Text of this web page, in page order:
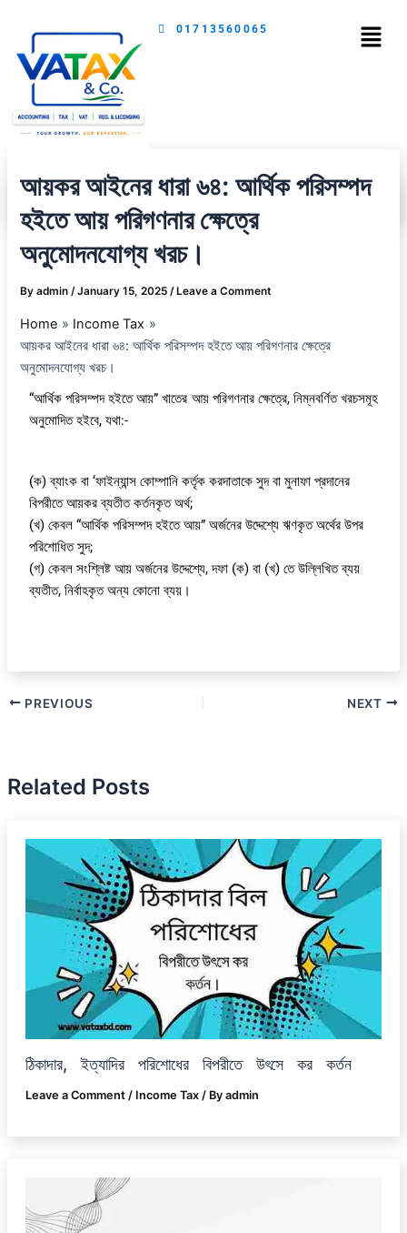
content
01713560065 Menu
আয়কর আইনের ধারা ৬৪: আর্থিক পরিসম্পদ
হইতে আয় পরিগণনার ক্ষেত্রে
অনুমোদনযোগ্য খরচ।
Byadmin/January 15, 2025/Leave a Comment
Home
Income Tax
আয়কর আইনের ধারা ৬৪: আর্থিক পরিসম্পদ হইতে আয় পরিগণনার ক্ষেত্রে
অনুমোদনযোগ্য খরচ।
“আর্থিক পরিসম্পদ হইতে আয়” খাতের আয় পরিগণনার ক্ষেত্রে, নিম্নবর্ণিত খরচসমূহ
অনুমোদিত হইবে, যথা:-
(ক) ব্যাংক বা ‘ফাইন্যান্স কোম্পানি কর্তৃক করদাতাকে সুদ বা মুনাফা প্রদানের
বিপরীতে আয়কর ব্যতীত কর্তনকৃত অর্থ;
(খ) কেবল “আর্থিক পরিসম্পদ হইতে আয়” অর্জনের উদ্দেশ্যে ঋণকৃত অর্থের উপর
পরিশোধিত সুদ;
(গ) কেবল সংশ্লিষ্ট আয় অর্জনের উদ্দেশ্যে, দফা (ক) বা (খ) তে উল্লিখিত ব্যয়
ব্যতীত, নির্বাহকৃত অন্য কোনো ব্যয়।
PREVIOUS NEXT
Related Posts
ঠিকাদার, ইত্যাদির পরিশোধের বিপরীতে উৎসে কর কর্তন
Leave a Comment / Income Tax/ By admin